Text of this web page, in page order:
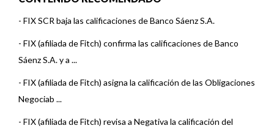
- FIX SCR baja las calificaciones de Banco Sáenz S.A.
- FIX (afiliada de Fitch) confirma las calificaciones de Banco
Sáenz S.A. y a ...
- FIX (afiliada de Fitch) asigna la calificación de las Obligaciones
Negociab ...
- FIX (afiliada de Fitch) revisa a Negativa la calificación del